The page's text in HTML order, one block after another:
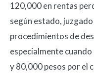
120,000 en rentas
según estado,
procedimientos de
especialmente
y 80,000 pesos por el